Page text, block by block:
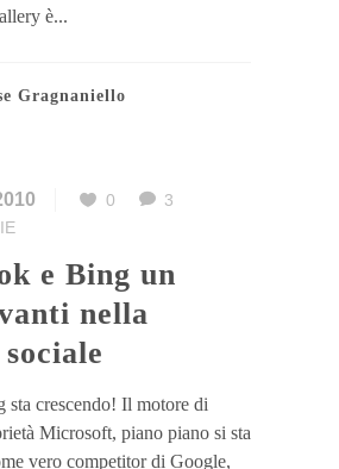
è...
Gragnaniello
0
3
nella
crescendo! Il motore di
Microsoft, piano piano si sta
vero competitor di Google,